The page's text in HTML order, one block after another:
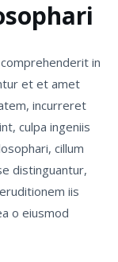
in
et et amet
incurreret
culpa ingeniis
cillum
distinguantur,
iis
o eiusmod